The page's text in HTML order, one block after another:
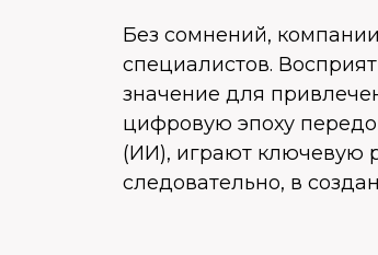
Без сомнений,
специалистов.
значение для
цифровую эпоху
(ИИ), играют ключевую
следовательно, в